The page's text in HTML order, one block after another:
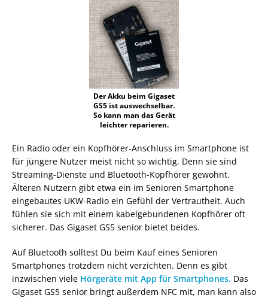
Der Akku beim Gigaset
GS5 ist auswechselbar.
So kann man das Gerät
leichter reparieren.
Ein Radio oder ein Kopfhörer-Anschluss im Smartphone ist
für jüngere Nutzer meist nicht so wichtig. Denn sie sind
Streaming-Dienste und Bluetooth-Kopfhörer gewohnt.
Älteren Nutzern gibt etwa ein im Senioren Smartphone
eingebautes UKW-Radio ein Gefühl der Vertrautheit. Auch
fühlen sie sich mit einem kabelgebundenen Kopfhörer oft
sicherer. Das Gigaset GS5 senior bietet beides.
Auf Bluetooth solltest Du beim Kauf eines Senioren
Smartphones trotzdem nicht verzichten. Denn es gibt
inzwischen viele Hörgeräte mit App für Smartphones. Das
Gigaset GS5 senior bringt außerdem NFC mit, man kann also